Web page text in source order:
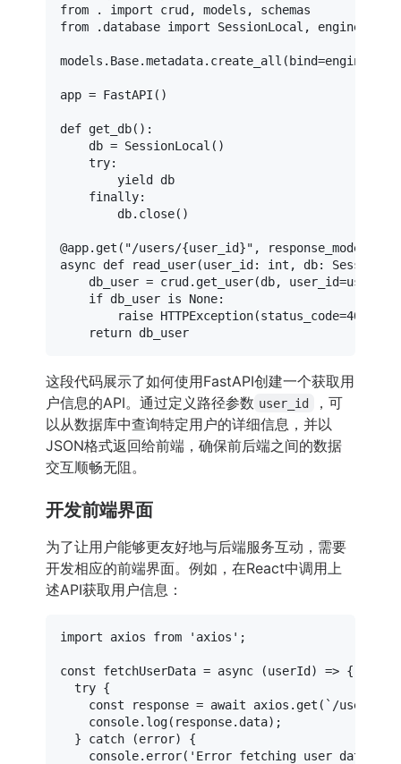
from . import
from .database import SessionLocal, engine
models.Base.metadata.create_all(bind=engine)
app = FastAPI()
def get_db():
    db = SessionLocal()
try:
yield
db
finally:
        db.close()
@app.get( "/users/{user_id}" ,
async def read_user(user_id: int , db: Session =
db_user = crud.get_user(db,
if db_user is None:
raise HTTPException(status_code=404
return
这段代码展示了如何使用FastAPI创建一个获取用
户信息的API。通过定义路径参数 user_id
，可
以从数据库中查询特定用户的详细信息，并以
JSON格式返回给前端，确保前后端之间的数据
交互顺畅无阻。
开发前端界面
为了让用户能够更友好地与后端服务互动，需要
开发相应的前端界面。例如，在React中调用上
述API获取用户信息：
import axios from 'axios' ;
const fetchUserData = async (userId ) => {
try {
const response = await axios. get ( `/users/
console. log(response. data);
  }
catch (error) {
console. error( 'Error fetching user data:'